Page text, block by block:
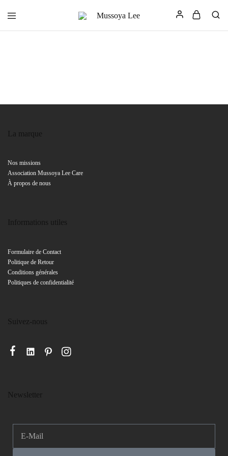
Lee
de
La marque
Nos missions
Association Mussoya Lee Care
À propos de nous
Informations utiles
Formulaire de Contact
Politique de Retour
Conditions générales
Politiques de confidentialité
Suivez-nous
Newsletter